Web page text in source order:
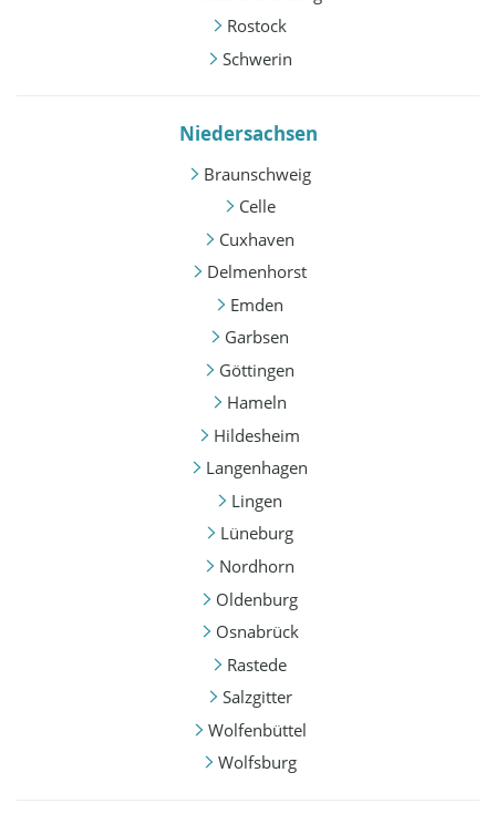
Rostock
Schwerin
Niedersachsen
Braunschweig
Celle
Cuxhaven
Delmenhorst
Emden
Garbsen
Göttingen
Hameln
Hildesheim
Langenhagen
Lingen
Lüneburg
Nordhorn
Oldenburg
Osnabrück
Rastede
Salzgitter
Wolfenbüttel
Wolfsburg